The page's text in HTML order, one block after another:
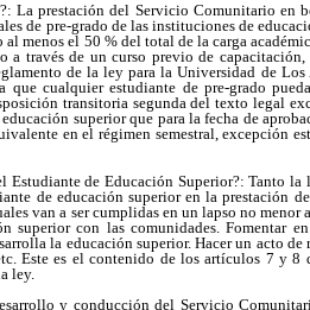
La prestación del Servicio Comunitario en
de pre-grado de las instituciones de
menos el 50 % del total de la carga
través de un curso previo de
de la ley para la Universidad de Los
cualquier estudiante de pre-grado
transitoria segunda del texto legal
superior que para la fecha de
en el régimen semestral, excepción
de Educación Superior?: Tanto la
de educación superior en la prestación
van a ser cumplidas en un lapso no menor
superior con las comunidades. Fomentar
la educación superior. Hacer un acto de
Este es el contenido de los artículos 7 y 8
ley.
y conducción del Servicio